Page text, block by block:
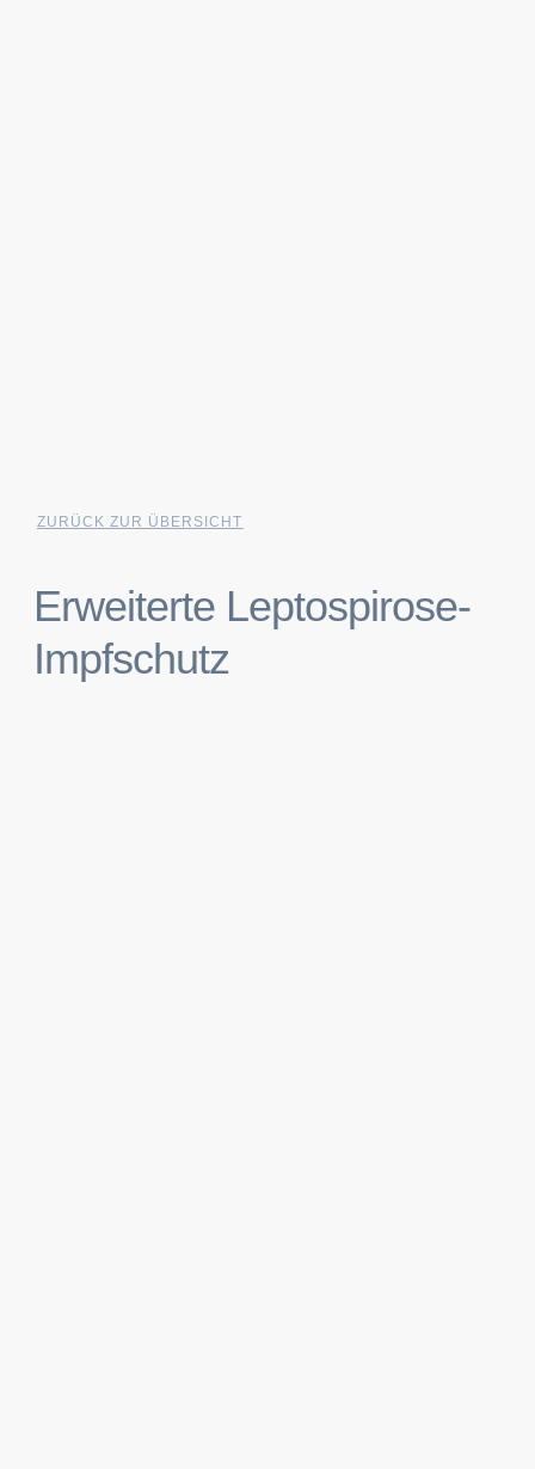
ZURÜCK ZUR ÜBERSICHT
Erweiterte Leptospirose-
Impfschutz